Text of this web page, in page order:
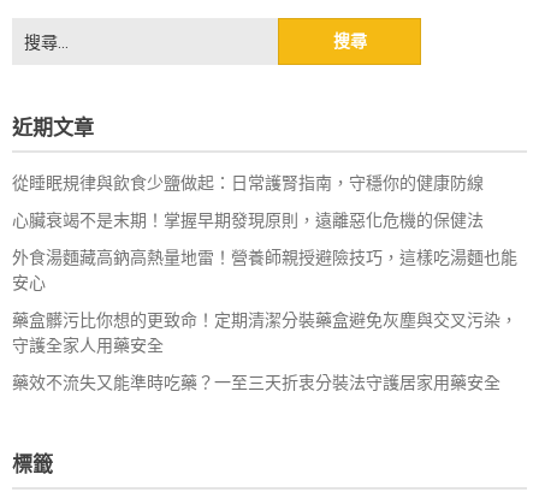
搜
尋
字:
近期文章
從睡眠規律與飲食少鹽做起：日常護腎指南，守穩你的健康防線
心臟衰竭不是末期！掌握早期發現原則，遠離惡化危機的保健法
外食湯麵藏高鈉高熱量地雷！營養師親授避險技巧，這樣吃湯麵也能
安心
藥盒髒污比你想的更致命！定期清潔分裝藥盒避免灰塵與交叉污染，
守護全家人用藥安全
藥效不流失又能準時吃藥？一至三天折衷分裝法守護居家用藥安全
標籤